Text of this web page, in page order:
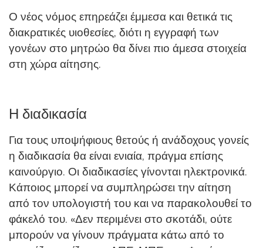
Ο νέος νόμος επηρεάζει έμμεσα και θετικά τις
διακρατικές υιοθεσίες, διότι η εγγραφή των
γονέων στο μητρώο θα δίνει πιο άμεσα στοιχεία
στη χώρα αίτησης.
Η διαδικασία
Για τους υποψήφιους θετούς ή ανάδοχους γονείς
η διαδικασία θα είναι ενιαία, πράγμα επίσης
καινούργιο. Οι διαδικασίες γίνονται ηλεκτρονικά.
Κάποιος μπορεί να συμπληρώσει την αίτηση
από τον υπολογιστή του και να παρακολουθεί το
φάκελό του. «Δεν περιμένει στο σκοτάδι, ούτε
μπορούν να γίνουν πράγματα κάτω από το